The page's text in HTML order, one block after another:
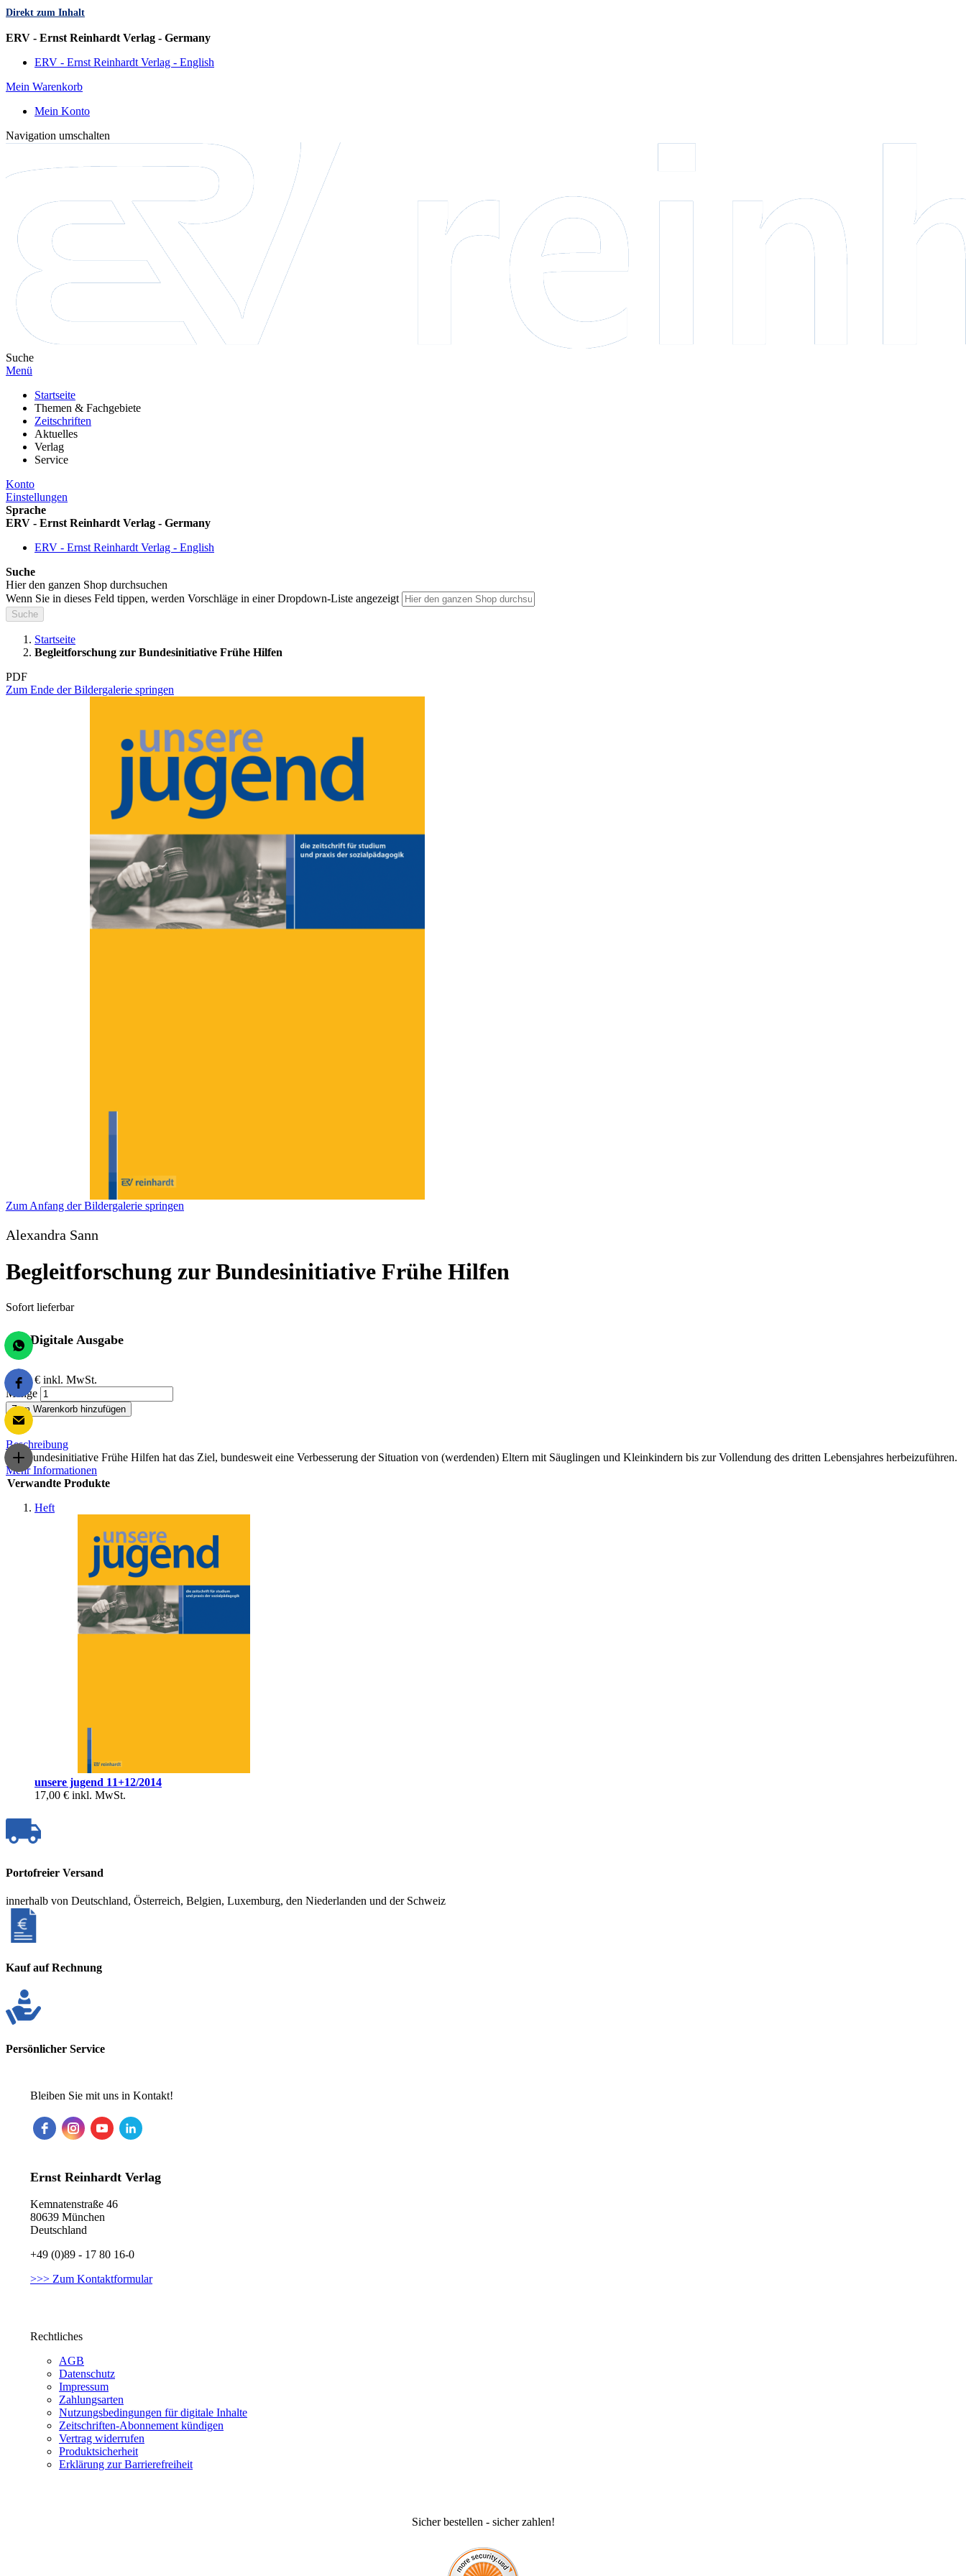
Direkt zum Inhalt
ERV - Ernst Reinhardt Verlag - Germany
ERV - Ernst Reinhardt Verlag - English
Mein Warenkorb
Mein Konto
Navigation umschalten
Suche
Menü
Startseite
Themen & Fachgebiete
Zeitschriften
Aktuelles
Verlag
Service
Konto
Einstellungen
Sprache
ERV - Ernst Reinhardt Verlag - Germany
ERV - Ernst Reinhardt Verlag - English
Suche
Hier den ganzen Shop durchsuchen
Wenn Sie in dieses Feld tippen, werden Vorschläge in einer Dropdown-Liste angezeigt
Suche
Startseite
Begleitforschung zur Bundesinitiative Frühe Hilfen
PDF
Zum Ende der Bildergalerie springen
Zum Anfang der Bildergalerie springen
Alexandra Sann
Begleitforschung zur Bundesinitiative Frühe Hilfen
Sofort lieferbar
Digitale Ausgabe
13,00 € inkl. MwSt.
Menge
Zum Warenkorb hinzufügen
Beschreibung
Die Bundesinitiative Frühe Hilfen hat das Ziel, bundesweit eine Verbesserung der Situation von (werdenden) Eltern mit Säuglingen und Kleinkindern bis zur Vollendung des dritten Lebensjahres herbeizuführen.
Mehr Informationen
Verwandte Produkte
Heft
unsere jugend 11+12/2014
17,00 € inkl. MwSt.
Portofreier Versand
innerhalb von Deutschland, Österreich, Belgien, Luxemburg, den Niederlanden und der Schweiz
Kauf auf Rechnung
Persönlicher Service
Bleiben Sie mit uns in Kontakt!
Ernst Reinhardt Verlag
Kemnatenstraße 46
80639 München
Deutschland
+49 (0)89 - 17 80 16-0
>>> Zum Kontaktformular
Rechtliches
AGB
Datenschutz
Impressum
Zahlungsarten
Nutzungsbedingungen für digitale Inhalte
Zeitschriften-Abonnement kündigen
Vertrag widerrufen
Produktsicherheit
Erklärung zur Barrierefreiheit
Sicher bestellen - sicher zahlen!